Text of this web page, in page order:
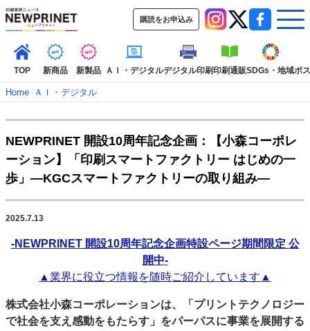
購読をお申込み
TOP 新商品 新製品 ＡＩ・デジタルデジタル印刷印刷通販SDGs・地域ポ
TOP
新着記事 特集記事
動画コンテンツ
インタビュー
コレクション
新商品
ポストプレス ビジネス イベント 信用情報
業界
人事・移転・異動・訃報
特集記事カテゴリー一覧
2022 見える化・MIS特集
特集・デジタル印刷 アイデアで勝負！ ～多様なビジネス・多彩な商材～
Home– ＡＩ・デジタル
NEWPRINET 開設10周年記念企画：【小森コーポレ
ーション】「印刷スマートファクトリー はじめの一
歩」―KGCスマートファクトリーの取り組み―
2025.7.13
-NEWPRINET 開設10周年記念企画特設ページ期間限定 公
開中-
▲業界に役立つ情報を随時ご紹介しています▲
株式会社小森コーポレーションは、「プリントテクノロジー
で社会を支え感動をもたらす」をパーパスに事業を展開する